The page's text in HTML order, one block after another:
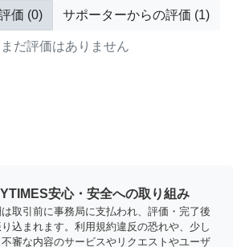
価 (0) サポーターからの評価 (1)
まだ評価はありません
安心・安全への取り組み
取引前に事務局に支払われ、評価・完了後
り込まれます。利用規約違反の恐れや、少し
審な内容のサービスやリクエストやユーザ